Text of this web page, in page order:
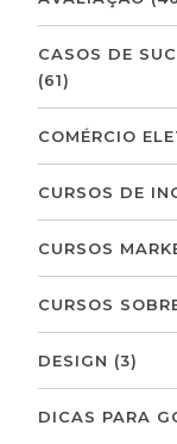
CASOS DE
(61)
COMÉRCIO
CURSOS DE
CURSOS
CURSOS
DESIGN (3)
DICAS PARA